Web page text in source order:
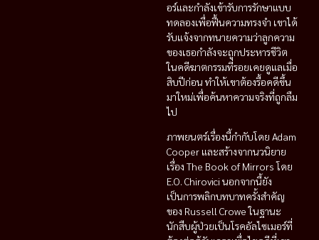
อร์และกำลังเข้ารับการรักษาแบบ
ทดลองเพื่อฟื้นความทรงจำ เขาได้
รับแจ้งจากทนายความว่าลูกความ
ของเธอกำลังจะถูกประหารชีวิต
ในคดีฆาตกรรมที่รอยเคยดูแลเมื่อ
สิบปีก่อน ทำให้เขาต้องรื้อคดีขึ้น
มาใหม่เพื่อค้นหาความจริงที่ถูกลืม
ไป
ภาพยนตร์เรื่องนี้กำกับโดย Adam
Cooper และสร้างจากนวนิยาย
เรื่อง The Book of Mirrors โดย
E.O. Chirovici นอกจากนี้ยัง
เป็นการพลิกบทบาทครั้งสำคัญ
ของ Russell Crowe ในฐานะ
นักสืบผู้ป่วยเป็นโรคอัลไซเมอร์ที่